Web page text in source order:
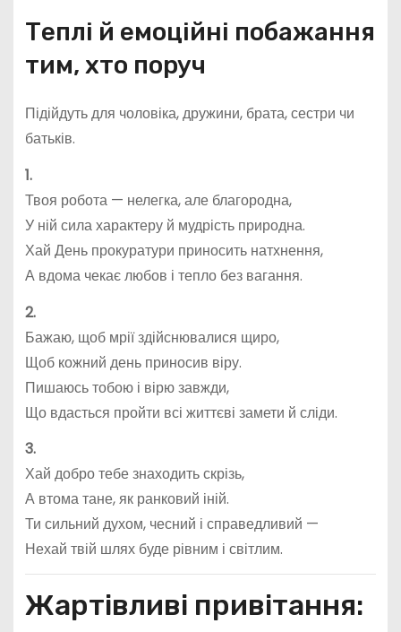
Теплі й емоційні побажання
тим, хто поруч
Підійдуть для чоловіка, дружини, брата, сестри чи
батьків.
1.
Твоя робота — нелегка, але благородна,
У ній сила характеру й мудрість природна.
Хай День прокуратури приносить натхнення,
А вдома чекає любов і тепло без вагання.
2.
Бажаю, щоб мрії здійснювалися щиро,
Щоб кожний день приносив віру.
Пишаюсь тобою і вірю завжди,
Що вдасться пройти всі життєві замети й сліди.
3.
Хай добро тебе знаходить скрізь,
А втома тане, як ранковий іній.
Ти сильний духом, чесний і справедливий —
Нехай твій шлях буде рівним і світлим.
Жартівливі привітання: